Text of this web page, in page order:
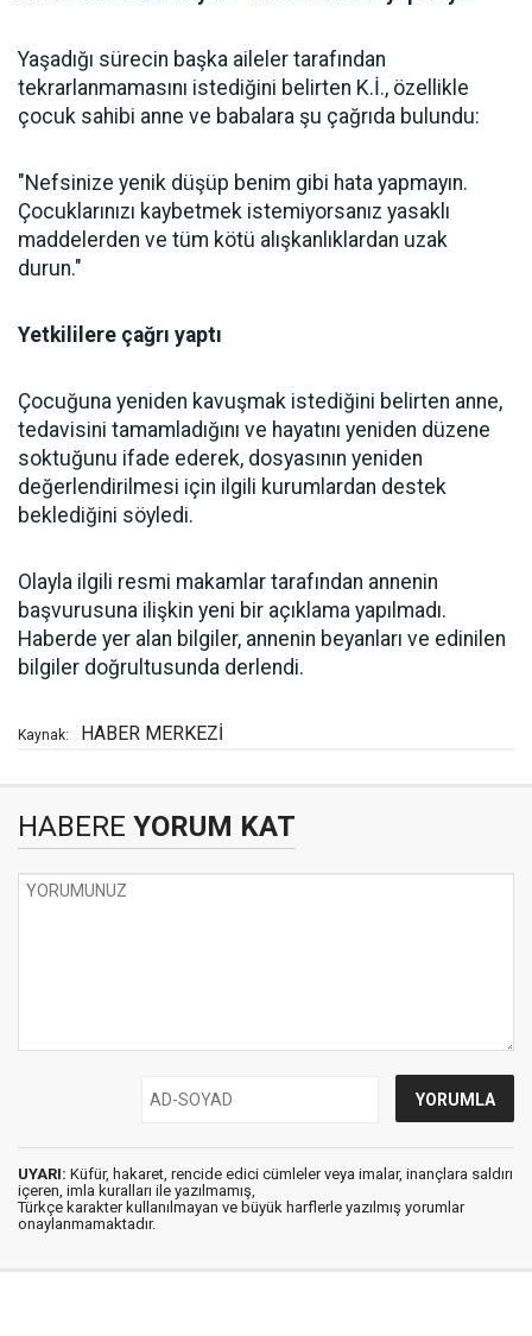
Yaşadığı sürecin başka aileler tarafından
tekrarlanmamasını istediğini belirten K.İ., özellikle
çocuk sahibi anne ve babalara şu çağrıda bulundu:
"Nefsinize yenik düşüp benim gibi hata yapmayın.
Çocuklarınızı kaybetmek istemiyorsanız yasaklı
maddelerden ve tüm kötü alışkanlıklardan uzak
durun."
Yetkililere çağrı yaptı
Çocuğuna yeniden kavuşmak istediğini belirten anne,
tedavisini tamamladığını ve hayatını yeniden düzene
soktuğunu ifade ederek, dosyasının yeniden
değerlendirilmesi için ilgili kurumlardan destek
beklediğini söyledi.
Olayla ilgili resmi makamlar tarafından annenin
başvurusuna ilişkin yeni bir açıklama yapılmadı.
Haberde yer alan bilgiler, annenin beyanları ve edinilen
bilgiler doğrultusunda derlendi.
Kaynak: HABER MERKEZİ
HABERE YORUM KAT
UYARI: Küfür, hakaret, rencide edici cümleler veya imalar, inançlara saldırı
içeren, imla kuralları ile yazılmamış,
Türkçe karakter kullanılmayan ve büyük harflerle yazılmış yorumlar
onaylanmamaktadır.